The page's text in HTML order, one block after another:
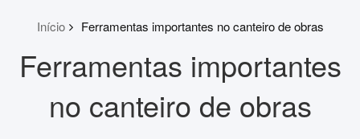
Início Ferramentas importantes no canteiro de obras
Ferramentas importantes
no canteiro de obras